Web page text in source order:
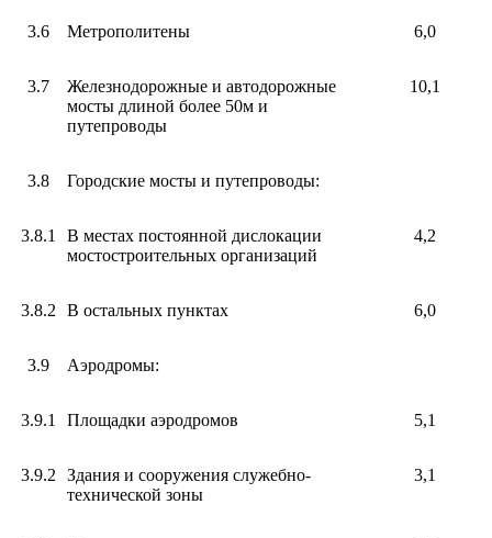
3.6 Метрополитены 6,0
3.7
Железнодорожные и автодорожные
мосты длиной более 50м и
путепроводы
10,1
3.8 Городские мосты и путепроводы:
3.8.1
В местах постоянной дислокации
мостостроительных организаций
4,2
3.8.2 В остальных пунктах 6,0
3.9 Аэродромы:
3.9.1 Площадки аэродромов 5,1
3.9.2
Здания и сооружения служебно-
технической зоны
3,1